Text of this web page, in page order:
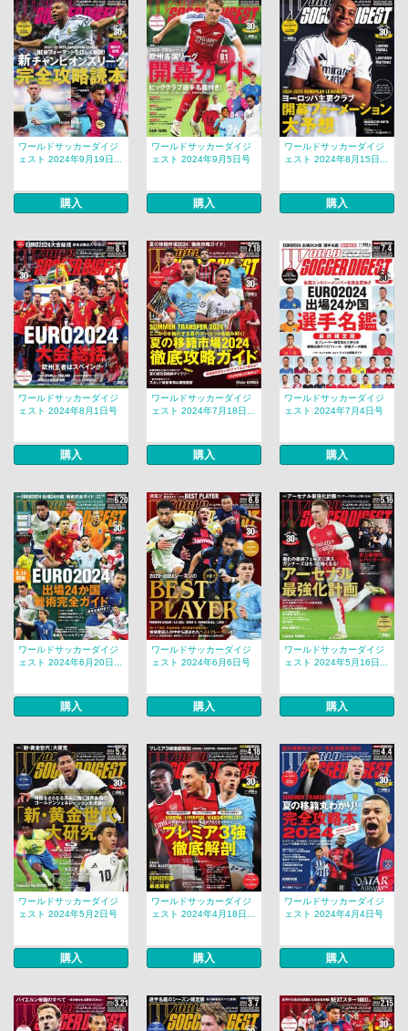
ワールドサッカーダイジ
ェスト 2024年9月19日...
購入
ワールドサッカーダイジ
ェスト 2024年9月5日号
購入
ワールドサッカーダイジ
ェスト 2024年8月15日...
購入
ワールドサッカーダイジ
ェスト 2024年8月1日号
購入
ワールドサッカーダイジ
ェスト 2024年7月18日...
購入
ワールドサッカーダイジ
ェスト 2024年7月4日号
購入
ワールドサッカーダイジ
ェスト 2024年6月20日...
購入
ワールドサッカーダイジ
ェスト 2024年6月6日号
購入
ワールドサッカーダイジ
ェスト 2024年5月16日...
購入
ワールドサッカーダイジ
ェスト 2024年5月2日号
購入
ワールドサッカーダイジ
ェスト 2024年4月18日...
購入
ワールドサッカーダイジ
ェスト 2024年4月4日号
購入